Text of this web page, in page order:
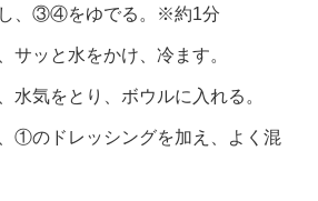
、③④をゆでる。※約1分
ッと水をかけ、冷ます。
気をとり、ボウルに入れる。
①のドレッシングを加え、よく混